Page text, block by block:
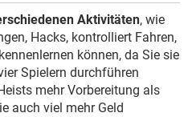
Aktivitäten, wie
Hacks, kontrolliert Fahren,
können, da Sie sie
Spielern durchführen
mehr Vorbereitung als
auch viel mehr Geld